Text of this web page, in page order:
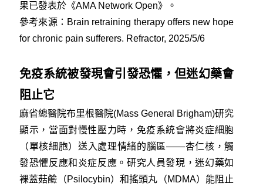
果已發表於《AMA Network Open》。
參考來源： Brain retraining therapy offers new hope
for chronic pain sufferers. Refractor, 2025/5/6
免疫系統被發現會引發恐懼，但迷幻藥會
阻止它
麻省總醫院布里根醫院(Mass General Brigham)研究
顯示，當面對慢性壓力時，免疫系統會將炎症細胞
（單核細胞）送入處理情緒的腦區——杏仁核，觸
發恐懼反應和炎症反應。研究人員發現，迷幻藥如
裸蓋菇鹼（Psilocybin）和搖頭丸（MDMA）能阻止